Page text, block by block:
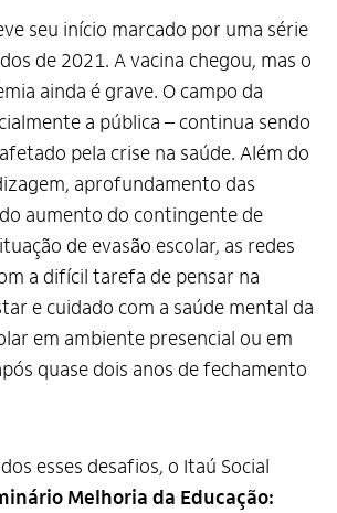
seu início marcado por uma série
de 2021. A vacina chegou, mas o
ainda é grave. O campo da
a pública – continua sendo
pela crise na saúde. Além do
aprofundamento das
aumento do contingente de
de evasão escolar, as redes
a difícil tarefa de pensar na
e cuidado com a saúde mental da
em ambiente presencial ou em
quase dois anos de fechamento
esses desafios, o Itaú Social
Melhoria da Educação: